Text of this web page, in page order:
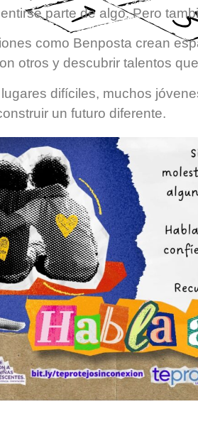
parte de algo. Pero
como Benposta crean
otros y descubrir talentos
difíciles, muchos
un futuro diferente.